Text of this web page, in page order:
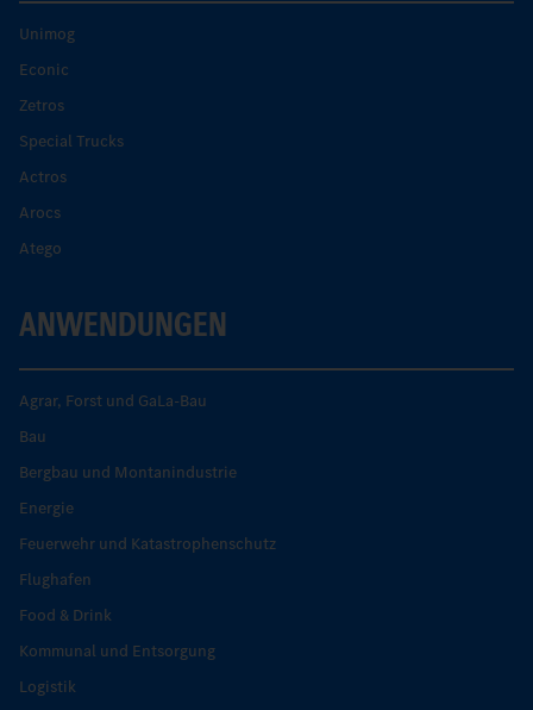
Unimog
Econic
Zetros
Special Trucks
Actros
Arocs
Atego
ANWENDUNGEN
Agrar, Forst und GaLa-Bau
Bau
Bergbau und Montanindustrie
Energie
Feuerwehr und Katastrophenschutz
Flughafen
Food & Drink
Kommunal und Entsorgung
Logistik